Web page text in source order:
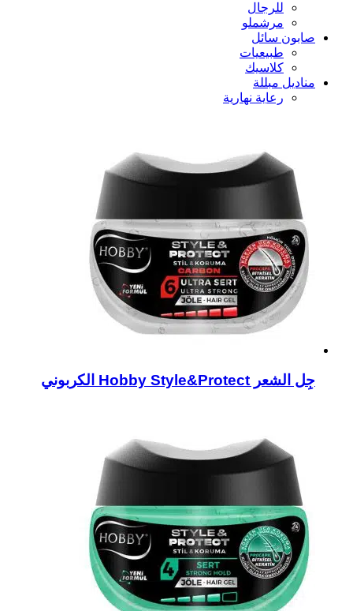
للرجال
مرشملو
صابون سائل
طبيعيات
كلاسيك
مناديل مبللة
رعاية نهارية
جِل الشعر Hobby Style&Protect الكربوني